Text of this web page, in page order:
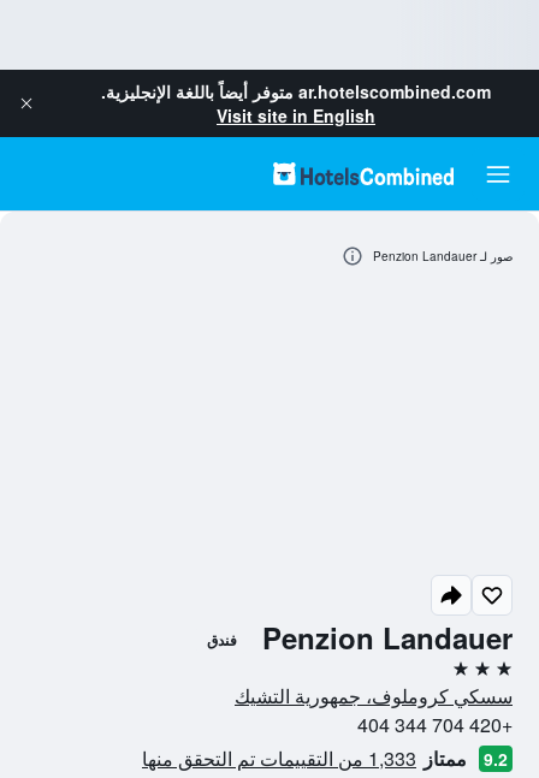
ar.hotelscombined.com متوفر أيضاً باللغة الإنجليزية.
Visit site in English
Penzion Landauer فندق
3 نجوم
سسكي كروملوف، جمهورية التشيك
+420 704 344 404
9.2 ممتاز 1,333 من التقييمات تم التحقق منها
صور لـ Penzion Landauer